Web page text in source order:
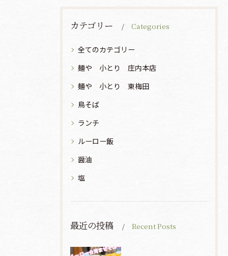
カテゴリー Categories
全てのカテゴリー
麺や 小とり 庄内本店
麺や 小とり 東梅田
鳥そば
ランチ
ルーロー飯
醤油
塩
最近の投稿 Recent Posts